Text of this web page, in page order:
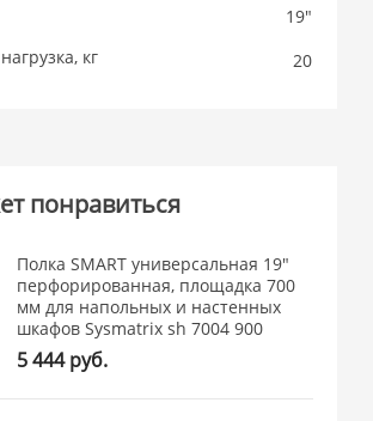
19"
кг
20
понравиться
Полка SMART универсальная 19"
перфорированная, площадка 700
мм для напольных и настенных
шкафов Sysmatrix sh 7004 900
5 444 руб.